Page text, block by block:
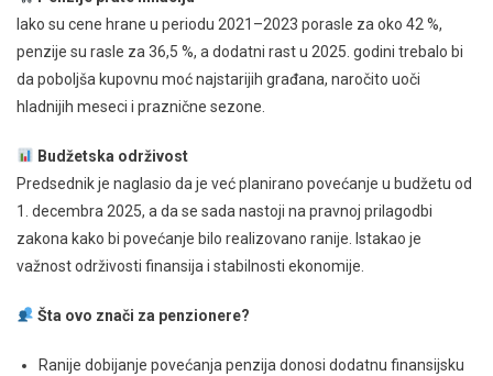
Iako su cene hrane u periodu 2021–2023 porasle za oko 42 %,
penzije su rasle za 36,5 %, a dodatni rast u 2025. godini trebalo bi
da poboljša kupovnu moć najstarijih građana, naročito uoči
hladnijih meseci i praznične sezone.
Budžetska održivost
Predsednik je naglasio da je već planirano povećanje u budžetu od
1. decembra 2025, a da se sada nastoji na pravnoj prilagodbi
zakona kako bi povećanje bilo realizovano ranije. Istakao je
važnost održivosti finansija i stabilnosti ekonomije.
Šta ovo znači za penzionere?
Ranije dobijanje povećanja penzija donosi dodatnu finansijsku